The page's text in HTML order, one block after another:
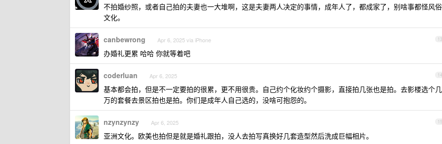
不拍婚纱照，或者自己拍的夫妻也一大堆啊，这是夫妻两人决定的事情，成年人了，都成家了，别啥事都怪风俗
文化。
13
canbewrong Apr 6, 2025 via iPhone
办婚礼更累 哈哈 你就等着吧
14
coderluan Apr 6, 2025
基本都会拍，但是不一定要拍的很累，更不用很贵。自己约个化妆约个摄影，直接拍几张也是拍。去影楼选个几
万的套餐去景区拍也是拍。你们是成年人自己选的，没啥可抱怨的。
15
nzynzynzy Apr 6, 2025
亚洲文化。欧美也拍但是就是婚礼跟拍，没人去拍写真换好几套造型然后洗成巨幅相片。